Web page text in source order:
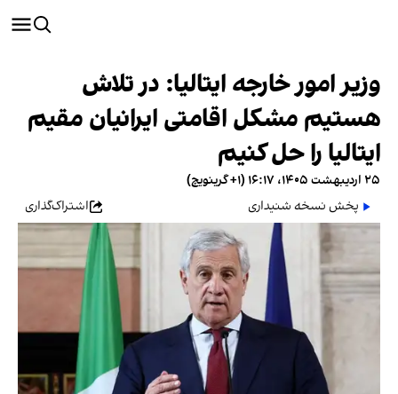
وزیر امور خارجه ایتالیا: در تلاش
هستیم مشکل اقامتی ایرانیان مقیم
ایتالیا را حل کنیم
۲۵ اردیبهشت ۱۴۰۵، ۱۶:۱۷ (‎+۱ گرینویچ)
پخش نسخه شنیداری
اشتراک‌گذاری